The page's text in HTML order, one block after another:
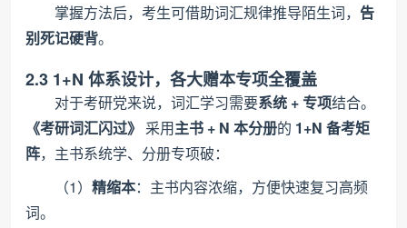
掌握方法后，考生可借助词汇规律推导陌生词， 告
别死记硬背。
2.3 1+N 体系设计，各大赠本专项全覆盖
对于考研党来说，词汇学习需要系统 + 专项结合。
《考研词汇闪过》 采用主书 + N 本分册的 1+N 备考矩
阵，主书系统学、分册专项破：
（1） 精缩本：主书内容浓缩，方便快速复习高频
词。